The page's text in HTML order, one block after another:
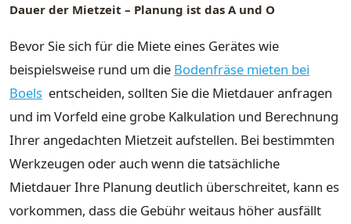
Dauer der Mietzeit – Planung ist das A und O
Bevor Sie sich für die Miete eines Gerätes wie
beispielsweise rund um die Bodenfräse mieten bei
Boels entscheiden, sollten Sie die Mietdauer anfragen
und im Vorfeld eine grobe Kalkulation und Berechnung
Ihrer angedachten Mietzeit aufstellen. Bei bestimmten
Werkzeugen oder auch wenn die tatsächliche
Mietdauer Ihre Planung deutlich überschreitet, kann es
vorkommen, dass die Gebühr weitaus höher ausfällt